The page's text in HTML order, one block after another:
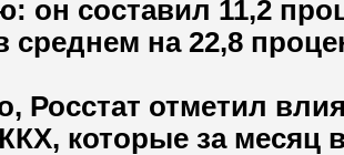
он составил 11,2
среднем на 22,8
Росстат отметил
которые за месяц